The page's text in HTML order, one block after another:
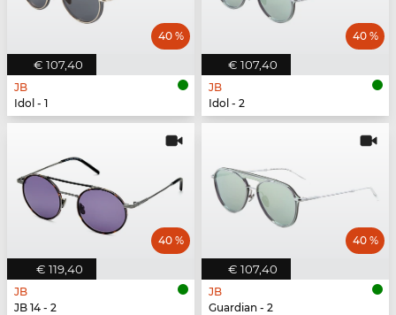
€ 107,40
40 %
JB
Idol - 1
€ 107,40
40 %
JB
Idol - 2
€ 119,40
40 %
JB
JB 14 - 2
€ 107,40
40 %
JB
Guardian - 2